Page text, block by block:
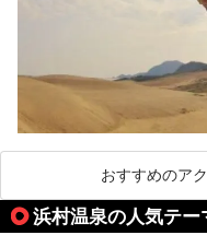
おすすめのア
浜村温泉の人気テー